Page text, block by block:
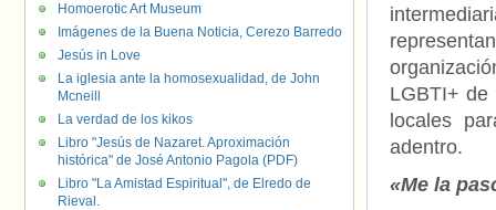
LGBTI+
locales
adentro.
«Me la
Homoerotic Art Museum
Imágenes de la Buena Noticia, Cerezo Barredo
Jesús in Love
La iglesia ante la homosexualidad, de John
Mcneill
La verdad de los kikos
Libro "Jesús de Nazaret. Aproximación
histórica" de José Antonio Pagola (PDF)
Libro "La Amistad Espiritual", de Elredo de
Rieval.